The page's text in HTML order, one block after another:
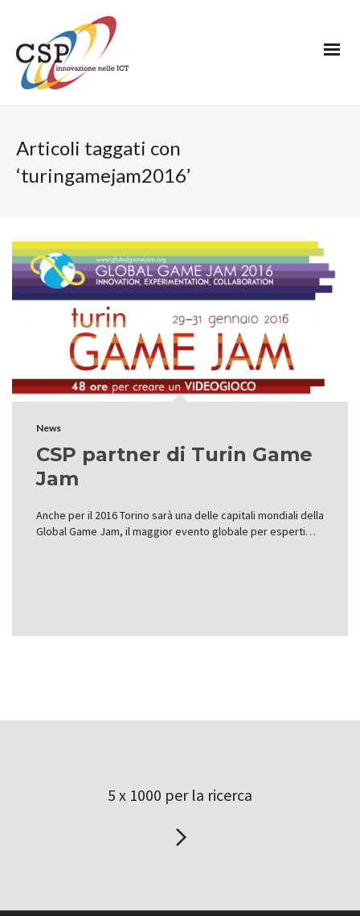
Articoli taggati con
‘turingamejam2016’
News
CSP partner di Turin Game
Jam
Anche per il 2016 Torino sarà una delle capitali mondiali della
Global Game Jam, il maggior evento globale per esperti…
5 x 1000 per la ricerca